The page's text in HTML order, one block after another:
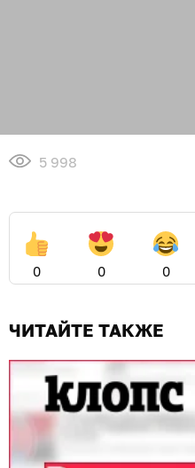
5 998
0 0 0
ЧИТАЙТЕ ТАКЖЕ